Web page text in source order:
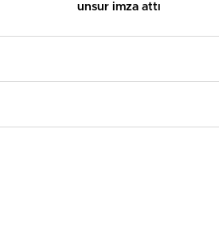
unsur imza attı